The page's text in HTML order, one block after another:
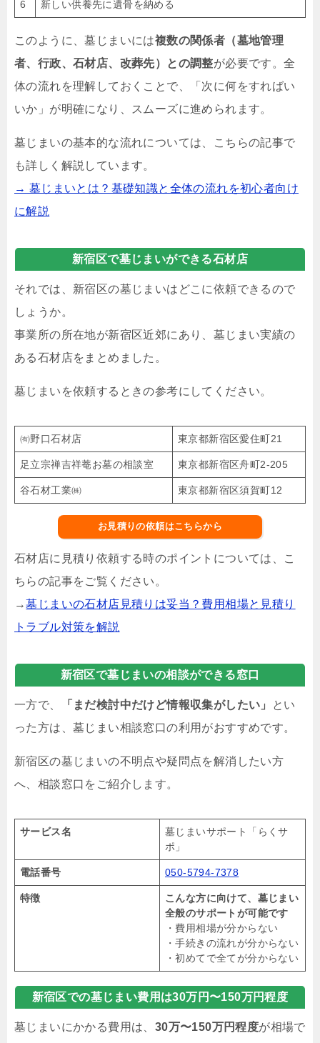
6 新しい供養先に遺骨を納める
このように、墓じまいには複数の関係者（墓地管理
者、行政、石材店、改葬先）との調整が必要です。全
体の流れを理解しておくことで、「次に何をすればい
いか」が明確になり、スムーズに進められます。
墓じまいの基本的な流れについては、こちらの記事で
も詳しく解説しています。
→ 墓じまいとは？基礎知識と全体の流れを初心者向け
に解説
新宿区で墓じまいができる石材店
それでは、新宿区の墓じまいはどこに依頼できるので
しょうか。
事業所の所在地が新宿区近郊にあり、墓じまい実績の
ある石材店をまとめました。
墓じまいを依頼するときの参考にしてください。
㈲野口石材店 東京都新宿区愛住町21
足立宗禅吉祥菴お墓の相談室 東京都新宿区舟町2-205
谷石材工業㈱ 東京都新宿区須賀町12
お見積りの依頼はこちらから
石材店に見積り依頼する時のポイントについては、こ
ちらの記事をご覧ください。
→墓じまいの石材店見積りは妥当？費用相場と見積り
トラブル対策を解説
新宿区で墓じまいの相談ができる窓口
一方で、 「まだ検討中だけど情報収集がしたい」
とい
った方は、墓じまい相談窓口の利用がおすすめです。
新宿区の墓じまいの不明点や疑問点を解消したい方
へ、相談窓口をご紹介します。
サービス名
墓じまいサポート「らくサ
ポ」
電話番号 050-5794-7378
特徴
こんな方に向けて、墓じまい
全般のサポートが可能です
・費用相場が分からない
・手続きの流れが分からない
・初めてで全てが分からない
新宿区での墓じまい費用は30万円〜150万円程度
墓じまいにかかる費用は、 30万〜150万円程度が相場で